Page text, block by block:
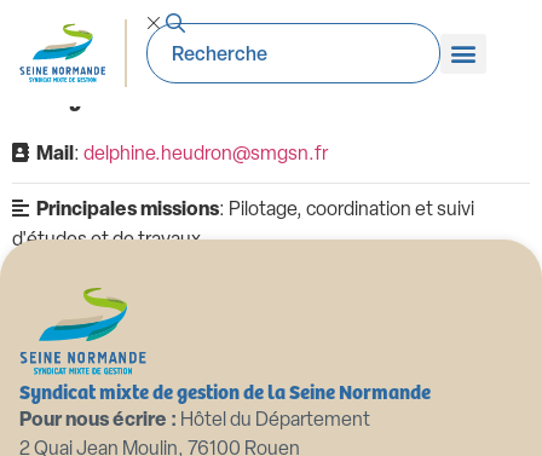
Delphine HEUDRON
Chargée d'étude et travaux PI
Mail : delphine.heudron@smgsn.fr
Principales missions: Pilotage, coordination et suivi
d'études et de travaux
Syndicat mixte de gestion de la Seine Normande
Pour nous écrire : Hôtel du Département
2 Quai Jean Moulin, 76100 Rouen